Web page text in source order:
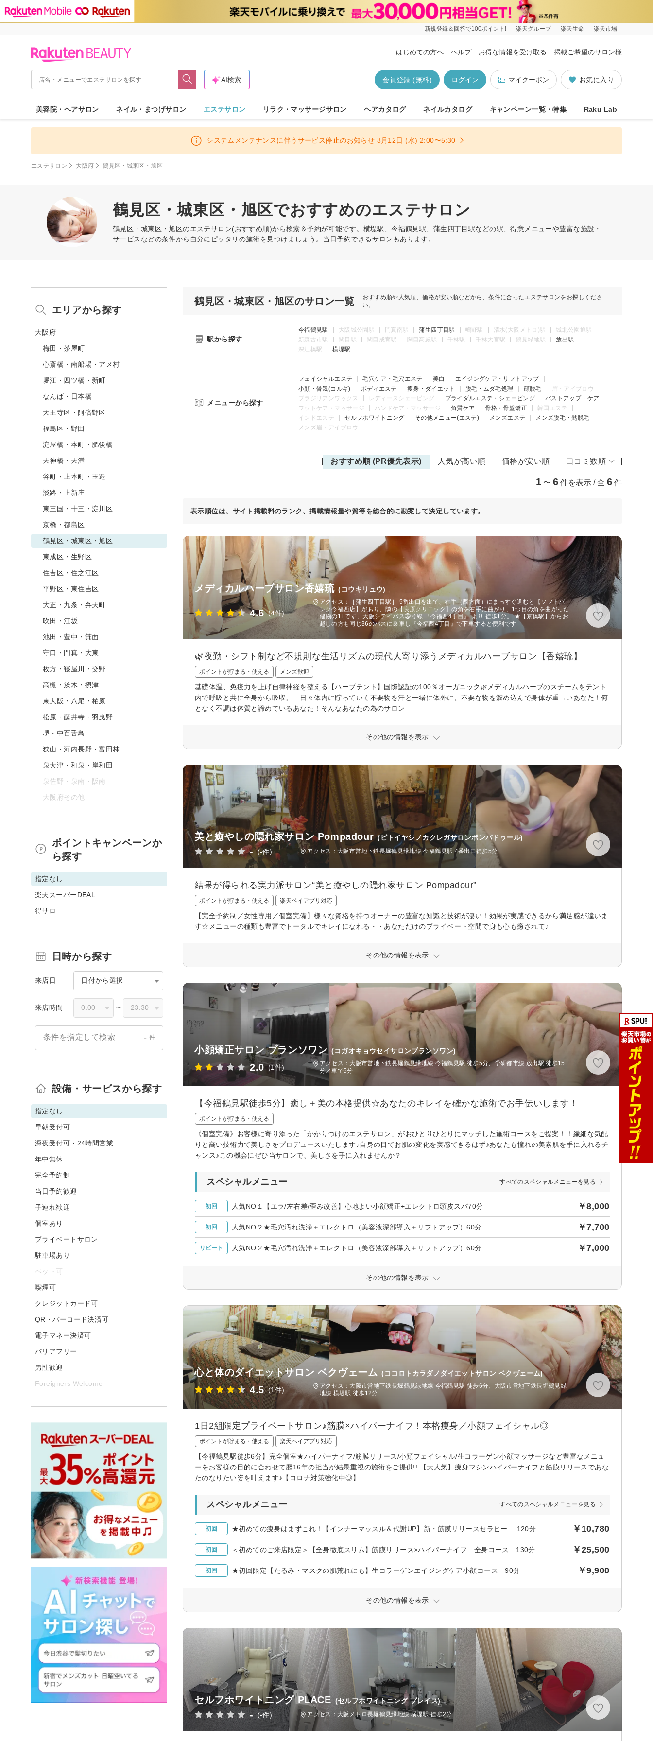
新規登録＆回答で100ポイント! 楽天グループ 楽天生命 楽天市場
はじめての方へ ヘルプ お得な情報を受け取る 掲載ご希望のサロン様
お気に入り
マイクーポン
ログイン
会員登録 (無料)
AI検索
美容院・ヘアサロン ネイル・まつげサロン エステサロン リラク・マッサージサロン ヘアカタログ ネイルカタログ キャンペーン一覧・特集 Raku Lab
システムメンテナンスに伴うサービス停止のお知らせ 8月12日 (水) 2:00〜5:30
エステサロン 大阪府 鶴見区・城東区・旭区
鶴見区・城東区・旭区でおすすめのエステサロン
鶴見区・城東区・旭区のエステサロン(おすすめ順)から検索＆予約が可能です。横堤駅、今福鶴見駅、蒲生四丁目駅などの駅、得意メニューや豊富な施設・
サービスなどの条件から自分にピッタリの施術を見つけましょう。当日予約できるサロンもあります。
鶴見区・城東区・旭区のサロン一覧
おすすめ順や人気順、価格が安い順などから、条件に合ったエステサロンをお探しくださ
い。
駅から探す
今福鶴見駅 大阪城公園駅 門真南駅 蒲生四丁目駅 鴫野駅 清水(大阪メトロ)駅
城北公園通駅
新森古市駅
関目駅 関目成育駅 関目高殿駅 千林駅 千林大宮駅 鶴見緑地駅
放出駅
深江橋駅
横堤駅
メニューから探す
フェイシャルエステ 毛穴ケア・毛穴エステ 美白
エイジングケア・リフトアップ
小顔・骨気(コルギ)
ボディエステ 痩身・ダイエット 脱毛・ムダ毛処理 顔脱毛
眉・アイブロウ
ブラジリアンワックス
レディースシェービング ブライダルエステ・シェービング
バストアップ・ケア
フットケア・マッサージ
ハンドケア・マッサージ 角質ケア 骨格・骨盤矯正
韓国エステ
インドエステ
セルフホワイトニング その他メニュー(エステ) メンズエステ
メンズ脱毛・髭脱毛
メンズ眉・アイブロウ
おすすめ順 (PR優先表示) 人気が高い順 価格が安い順 口コミ数順
1 〜 6 件を表示 / 全 6 件
表示順位は、サイト掲載料のランク、掲載情報量や質等を総合的に勘案して決定しています。
メディカルハーブサロン香嬉琉 (コウキリュウ)
4.5 (4件)
アクセス：［蒲生四丁目駅］ 5番出口を出て、右手（西方面）にまっすぐ進むと【ソフトバ
ンク今福西店】があり、隣の【良原クリニック】の角を右手に曲がり、1つ目の角を曲がった
建物の1Fです、大阪シテイバス㊱号線 『今福西4丁目』 より 徒歩1分。 ★【京橋駅】からお
越しの方も同じ36のバスに乗車し『今福西4丁目』で下車すると便利です
🌿夜勤・シフト制など不規則な生活リズムの現代人寄り添うメディカルハーブサロン【香嬉琉】
ポイントが貯まる・使える メンズ歓迎
基礎体温、免疫力を上げ自律神経を整える【ハーブテント】国際認証の100％オーガニック🌿メディカルハーブのスチームをテント
内で呼吸と共に全身から吸収。 日々体内に貯っていく不要物を汗と一緒に体外に。不要な物を溜め込んで身体が重→いあなた！何
となく不調は体質と諦めているあなた！そんなあなたの為のサロン
その他の情報を表示
美と癒やしの隠れ家サロン Pompadour (ビトイヤシノカクレガサロンポンパドゥール)
- (-件) アクセス：大阪市営地下鉄長堀鶴見緑地線 今福鶴見駅 4番出口徒歩5分
結果が得られる実力派サロン“美と癒やしの隠れ家サロン Pompadour”
ポイントが貯まる・使える 楽天ペイアプリ対応
【完全予約制／女性専用／個室完備】様々な資格を持つオーナーの豊富な知識と技術が凄い！効果が実感できるから満足感が違いま
す☆メニューの種類も豊富でトータルでキレイになれる・・あなただけのプライベート空間で身も心も癒されて♪
その他の情報を表示
小顔矯正サロン ブランソワン (コガオキョウセイサロンブランソワン)
2.0 (1件)
アクセス：大阪市営地下鉄長堀鶴見緑地線 今福鶴見駅 徒歩5分、学研都市線 放出駅 徒歩15
分／車で5分
【今福鶴見駅徒歩5分】癒し＋美の本格提供☆あなたのキレイを確かな施術でお手伝いします！
ポイントが貯まる・使える
《個室完備》お客様に寄り添った「かかりつけのエステサロン」がおひとりひとりにマッチした施術コースをご提案！！繊細な気配
りと高い技術力で美しさをプロデュースいたします♪自身の目でお肌の変化を実感できるはず♪あなたも憧れの美素肌を手に入れるチ
ャンス♪この機会にぜひ当サロンで、美しさを手に入れませんか？
スペシャルメニュー すべてのスペシャルメニューを見る
初回 人気NO１【エラ/左右差/歪み改善】心地よい小顔矯正+エレクトロ頭皮スパ70分 ￥8,000
初回 人気NO２★毛穴汚れ洗浄＋エレクトロ（美容液深部導入＋リフトアップ）60分 ￥7,700
リピート 人気NO２★毛穴汚れ洗浄＋エレクトロ（美容液深部導入＋リフトアップ）60分 ￥7,000
その他の情報を表示
心と体のダイエットサロン ベクヴェーム (ココロトカラダノダイエットサロン ベクヴェーム)
4.5 (1件)
アクセス：大阪市営地下鉄長堀鶴見緑地線 今福鶴見駅 徒歩6分、大阪市営地下鉄長堀鶴見緑
地線 横堤駅 徒歩12分
1日2組限定プライベートサロン♪筋膜×ハイパーナイフ！本格痩身／小顔フェイシャル◎
ポイントが貯まる・使える 楽天ペイアプリ対応
【今福鶴見駅徒歩6分】完全個室★ハイパーナイフ/筋膜リリース/小顔フェイシャル/生コラーゲン小顔マッサージなど豊富なメニュ
ーをお客様の目的に合わせて歴16年の担当が結果重視の施術をご提供!! 【大人気】痩身マシンハイパーナイフと筋膜リリースであな
たのなりたい姿を叶えます♪【コロナ対策強化中◎】
スペシャルメニュー すべてのスペシャルメニューを見る
初回 ★初めての痩身はまずこれ！【インナーマッスル＆代謝UP】新・筋膜リリースセラピー 120分 ￥10,780
初回 ＜初めてのご来店限定＞【全身徹底スリム】筋膜リリース×ハイパーナイフ 全身コース 130分 ￥25,500
初回 ★初回限定【たるみ・マスクの肌荒れにも】生コラーゲンエイジングケア小顔コース 90分 ￥9,900
その他の情報を表示
セルフホワイトニング PLACE (セルフホワイトニング プレイス)
- (-件) アクセス：大阪メトロ長堀鶴見緑地線 横堤駅 徒歩2分
エリアから探す
大阪府
梅田・茶屋町
心斎橋・南船場・アメ村
堀江・四ツ橋・新町
なんば・日本橋
天王寺区・阿倍野区
福島区・野田
淀屋橋・本町・肥後橋
天神橋・天満
谷町・上本町・玉造
淡路・上新庄
東三国・十三・淀川区
京橋・都島区
鶴見区・城東区・旭区
東成区・生野区
住吉区・住之江区
平野区・東住吉区
大正・九条・弁天町
吹田・江坂
池田・豊中・箕面
守口・門真・大東
枚方・寝屋川・交野
高槻・茨木・摂津
東大阪・八尾・柏原
松原・藤井寺・羽曳野
堺・中百舌鳥
狭山・河内長野・富田林
泉大津・和泉・岸和田
泉佐野・泉南・阪南
大阪府その他
ポイントキャンペーンか
ら探す
指定なし
楽天スーパーDEAL
得サロ
日時から探す
来店日 日付から選択
来店時間 〜
条件を指定して検索 - 件
設備・サービスから探す
指定なし
早朝受付可
深夜受付可・24時間営業
年中無休
完全予約制
当日予約歓迎
子連れ歓迎
個室あり
プライベートサロン
駐車場あり
ペット可
喫煙可
クレジットカード可
QR・バーコード決済可
電子マネー決済可
バリアフリー
男性歓迎
Foreigners Welcome